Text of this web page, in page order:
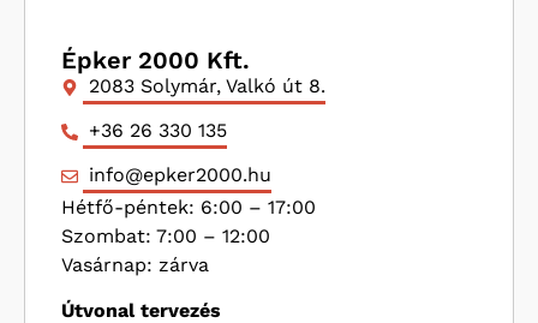
Épker 2000 Kft.
2083 Solymár, Valkó út 8.
+36 26 330 135
info@epker2000.hu
Hétfő-péntek: 6:00 – 17:00
Szombat: 7:00 – 12:00
Vasárnap: zárva
Útvonal tervezés